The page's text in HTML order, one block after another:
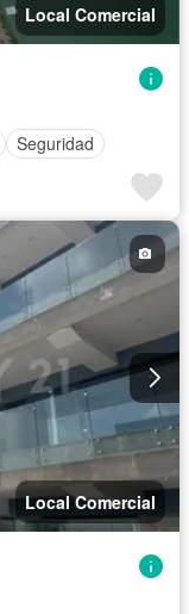
Local Comercial
Seguridad
Local Comercial